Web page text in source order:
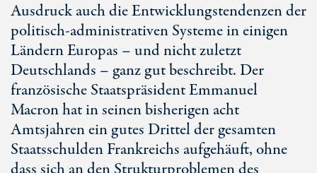
Ausdruck auch die Entwicklungstendenzen der
politisch-administrativen Systeme in einigen
Ländern Europas – und nicht zuletzt
Deutschlands – ganz gut beschreibt. Der
französische Staatspräsident Emmanuel
Macron hat in seinen bisherigen acht
Amtsjahren ein gutes Drittel der gesamten
Staatsschulden Frankreichs aufgehäuft, ohne